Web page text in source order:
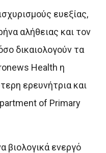
ευεξίας,
αλήθειας και τον
δικαιολογούν τα
Health η
ερευνήτρια και
of Primary
βιολογικά ενεργό